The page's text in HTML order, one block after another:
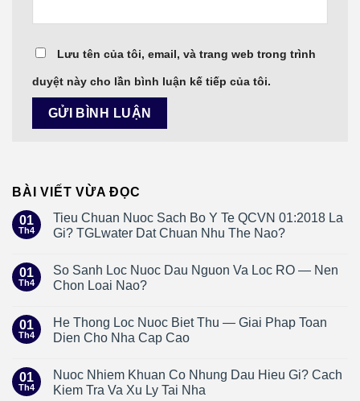
Lưu tên của tôi, email, và trang web trong trình
duyệt này cho lần bình luận kế tiếp của tôi.
BÀI VIẾT VỪA ĐỌC
01
Th4
Tieu Chuan Nuoc Sach Bo Y Te QCVN 01:2018 La
Gi? TGLwater Dat Chuan Nhu The Nao?
01
Th4
So Sanh Loc Nuoc Dau Nguon Va Loc RO — Nen
Chon Loai Nao?
01
Th4
He Thong Loc Nuoc Biet Thu — Giai Phap Toan
Dien Cho Nha Cap Cao
01
Th4
Nuoc Nhiem Khuan Co Nhung Dau Hieu Gi? Cach
Kiem Tra Va Xu Ly Tai Nha